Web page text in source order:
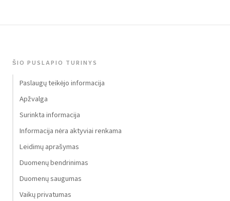
ŠIO PUSLAPIO TURINYS
Paslaugų teikėjo informacija
Apžvalga
Surinkta informacija
Informacija nėra aktyviai renkama
Leidimų aprašymas
Duomenų bendrinimas
Duomenų saugumas
Vaikų privatumas